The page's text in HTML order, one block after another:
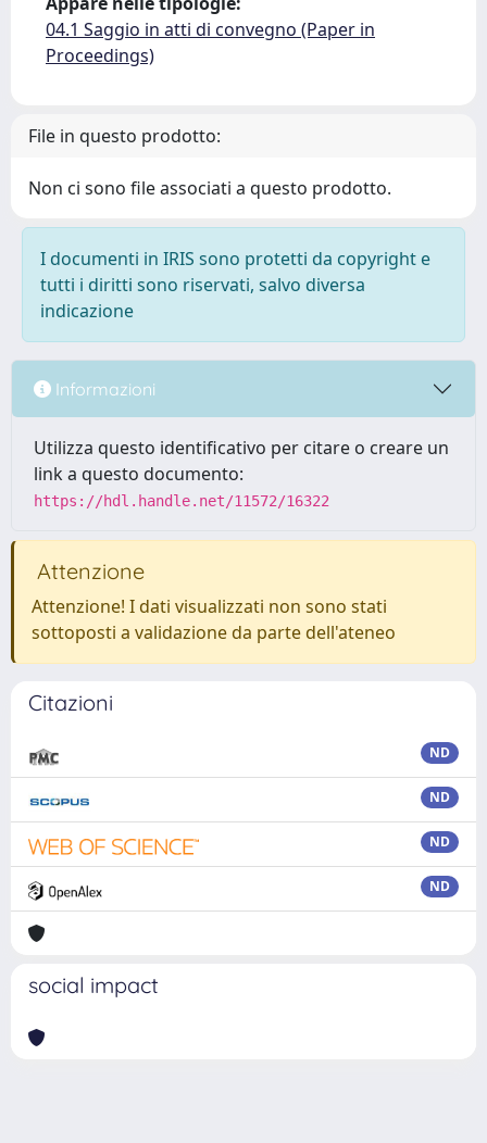
04.1 Saggio in atti di convegno (Paper in
Proceedings)
File in questo prodotto:
Non ci sono file associati a questo prodotto.
I documenti in IRIS sono protetti da copyright e
tutti i diritti sono riservati, salvo diversa
indicazione
Informazioni
Utilizza questo identificativo per citare o creare un
link a questo documento:
https://hdl.handle.net/11572/16322
Attenzione
Attenzione! I dati visualizzati non sono stati
sottoposti a validazione da parte dell'ateneo
Citazioni
ND
ND
ND
ND
social impact